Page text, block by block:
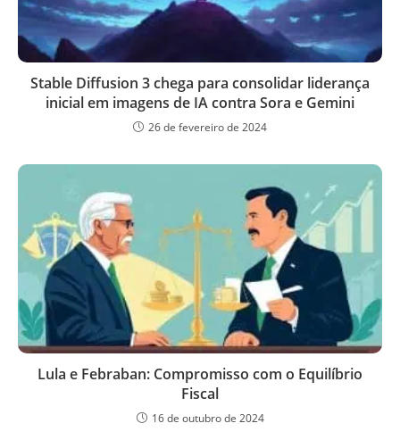
Stable Diffusion 3 chega para consolidar liderança
inicial em imagens de IA contra Sora e Gemini
26 de fevereiro de 2024
Lula e Febraban: Compromisso com o Equilíbrio
Fiscal
16 de outubro de 2024